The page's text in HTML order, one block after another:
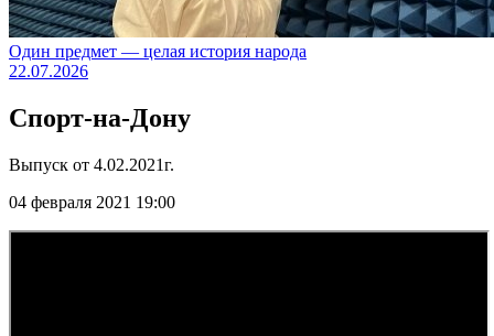
Один предмет — целая история народа
22.07.2026
Спорт-на-Дону
Выпуск от 4.02.2021г.
04 февраля 2021 19:00